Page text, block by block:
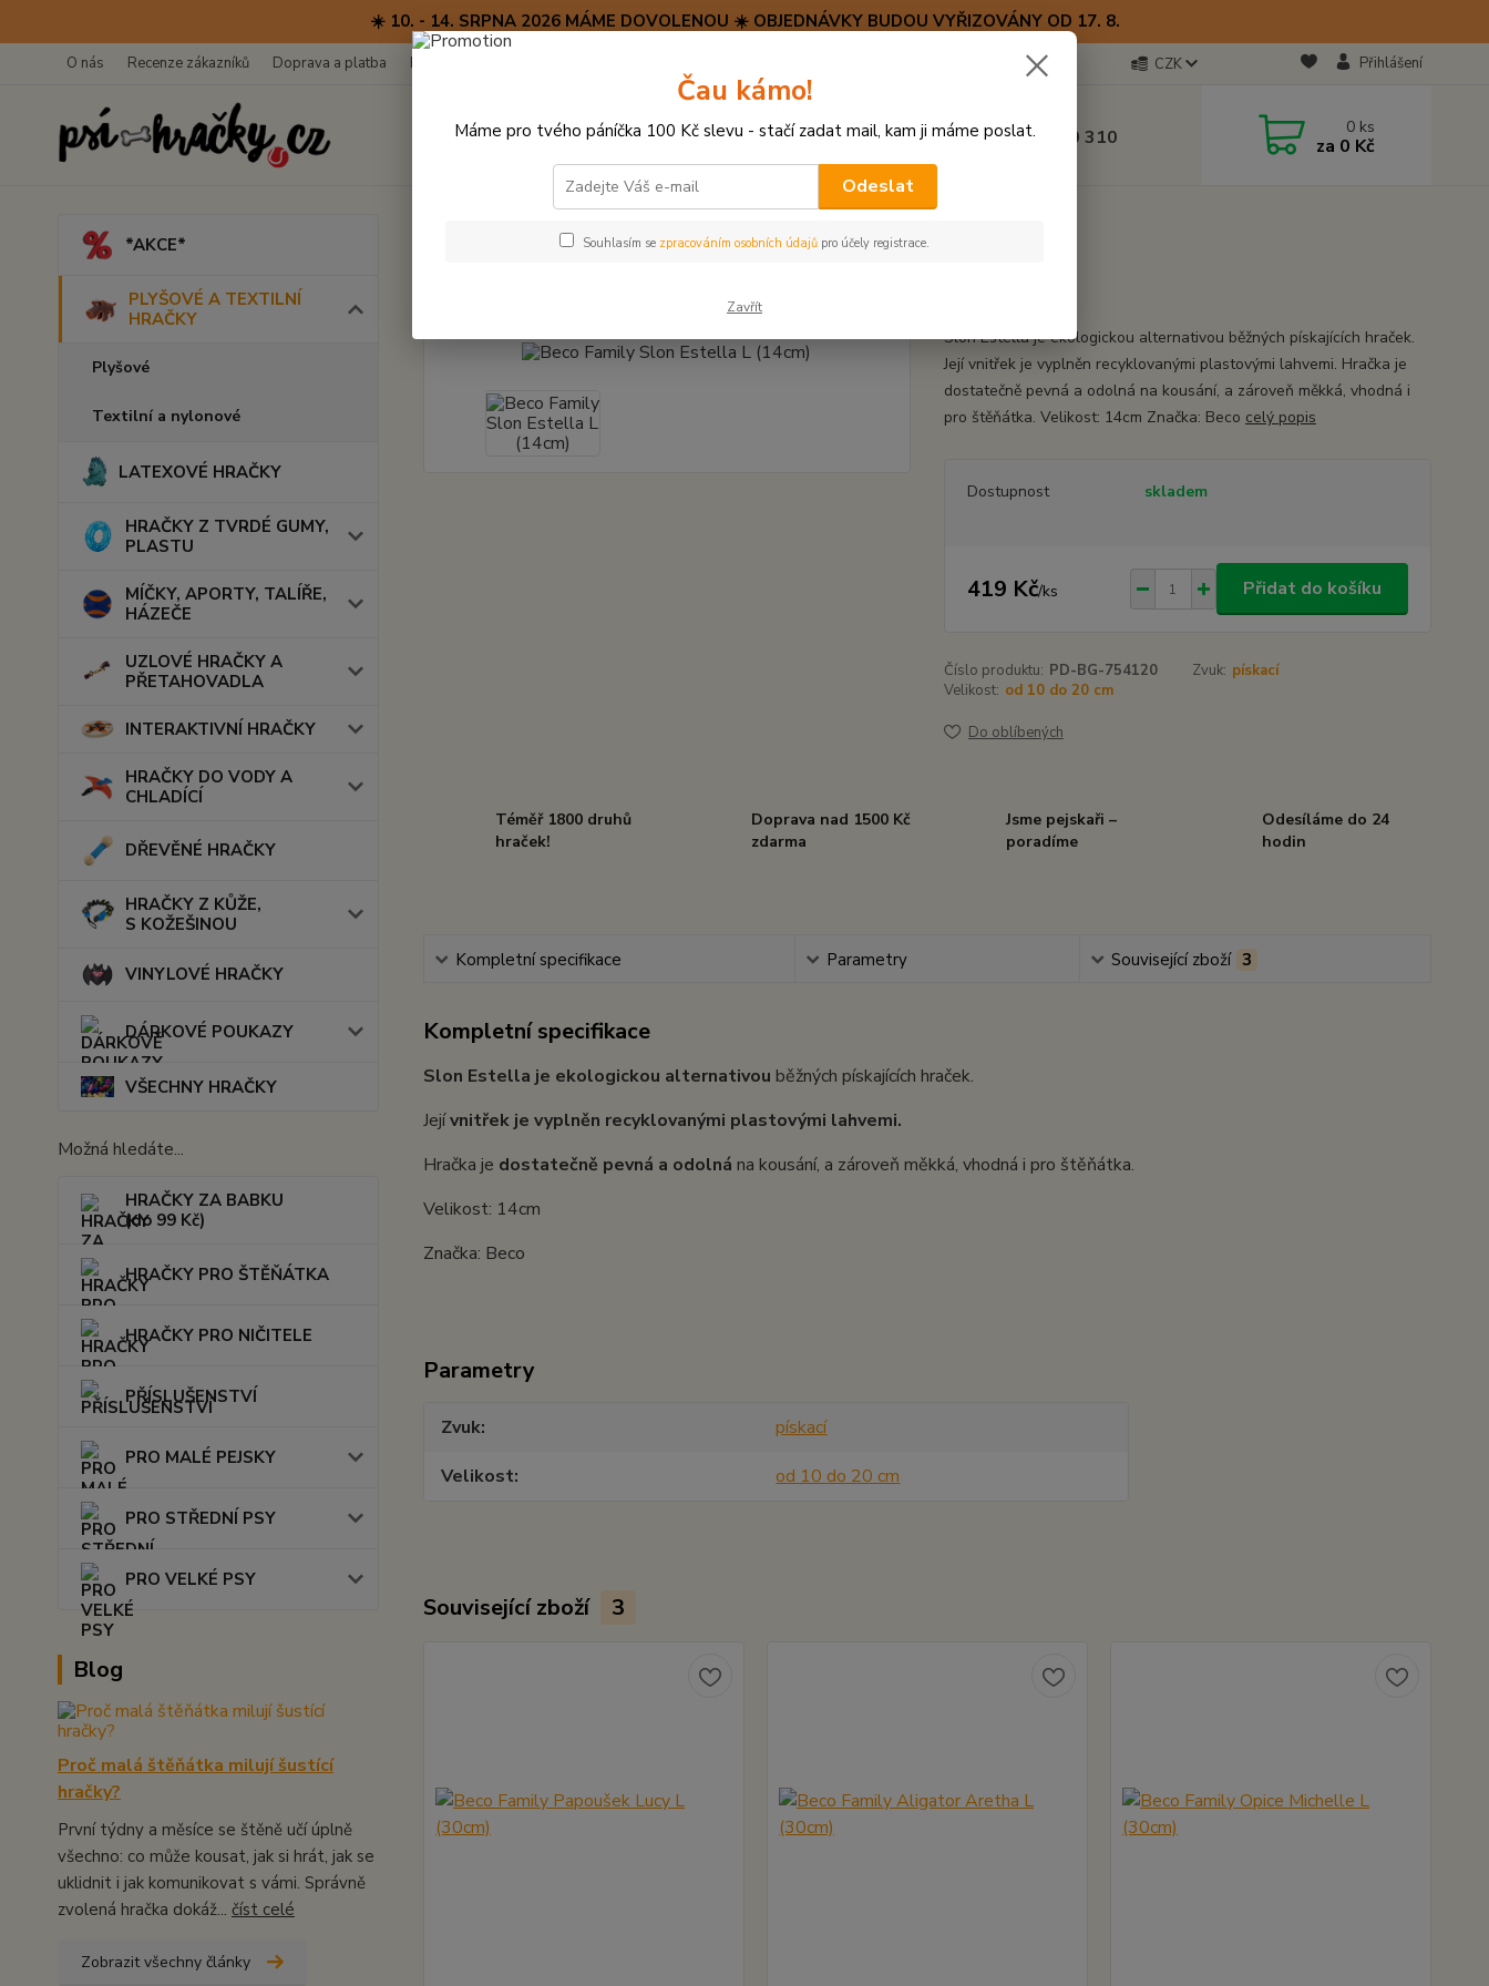
☀️ 10. - 14. SRPNA 2026 MÁME DOVOLENOU ☀️ OBJEDNÁVKY BUDOU VYŘIZOVÁNY OD 17. 8.
O nás Recenze zákazníků Doprava a platba Kontakty CZK Přihlášení
Hledat (+420) 723 770 310 0 ks
za 0 Kč
*AKCE*
PLYŠOVÉ A TEXTILNÍ
HRAČKY
Plyšové
Textilní a nylonové
LATEXOVÉ HRAČKY
HRAČKY Z TVRDÉ GUMY,
PLASTU
MÍČKY, APORTY, TALÍŘE,
HÁZEČE
UZLOVÉ HRAČKY A
PŘETAHOVADLA
INTERAKTIVNÍ HRAČKY
HRAČKY DO VODY A
CHLADÍCÍ
DŘEVĚNÉ HRAČKY
HRAČKY Z KŮŽE,
S KOŽEŠINOU
VINYLOVÉ HRAČKY
DÁRKOVÉ POUKAZY
VŠECHNY HRAČKY
Možná hledáte...
HRAČKY ZA BABKU
(do 99 Kč)
HRAČKY PRO ŠTĚŇÁTKA
HRAČKY PRO NIČITELE
PŘÍSLUŠENSTVÍ
PRO MALÉ PEJSKY
PRO STŘEDNÍ PSY
PRO VELKÉ PSY
Blog
Proč malá štěňátka milují šustící
hračky?
První týdny a měsíce se štěně učí úplně
všechno: co může kousat, jak si hrát, jak se
uklidnit i jak komunikovat s vámi. Správně
zvolená hračka dokáž... číst celé
Zobrazit všechny články
Slon Estella je ekologickou alternativou běžných pískajících hraček.
Její vnitřek je vyplněn recyklovanými plastovými lahvemi. Hračka je
dostatečně pevná a odolná na kousání, a zároveň měkká, vhodná i
pro štěňátka. Velikost: 14cm Značka: Beco celý popis
Dostupnost skladem
419 Kč/ks Přidat do košíku
Číslo produktu: PD-BG-754120 Zvuk: pískací
Velikost: od 10 do 20 cm
Do oblíbených
Téměř 1800 druhů
hraček!
Doprava nad 1500 Kč
zdarma
Jsme pejskaři –
poradíme
Odesíláme do 24
hodin
Kompletní specifikace Parametry Související zboží 3
Kompletní specifikace
Slon Estella je ekologickou alternativou běžných pískajících hraček.
Jejívnitřek je vyplněn recyklovanými plastovými lahvemi.
Hračka je dostatečně pevná a odolná na kousání, a zároveň měkká, vhodná i pro štěňátka.
Velikost: 14cm
Značka: Beco
Parametry
Zvuk
pískací
Velikost
od 10 do 20 cm
Související zboží 3
Čau kámo!
Máme pro tvého páníčka 100 Kč slevu - stačí zadat mail, kam ji máme poslat.
Odeslat
Souhlasím se zpracováním osobních údajů pro účely registrace.
Zavřít